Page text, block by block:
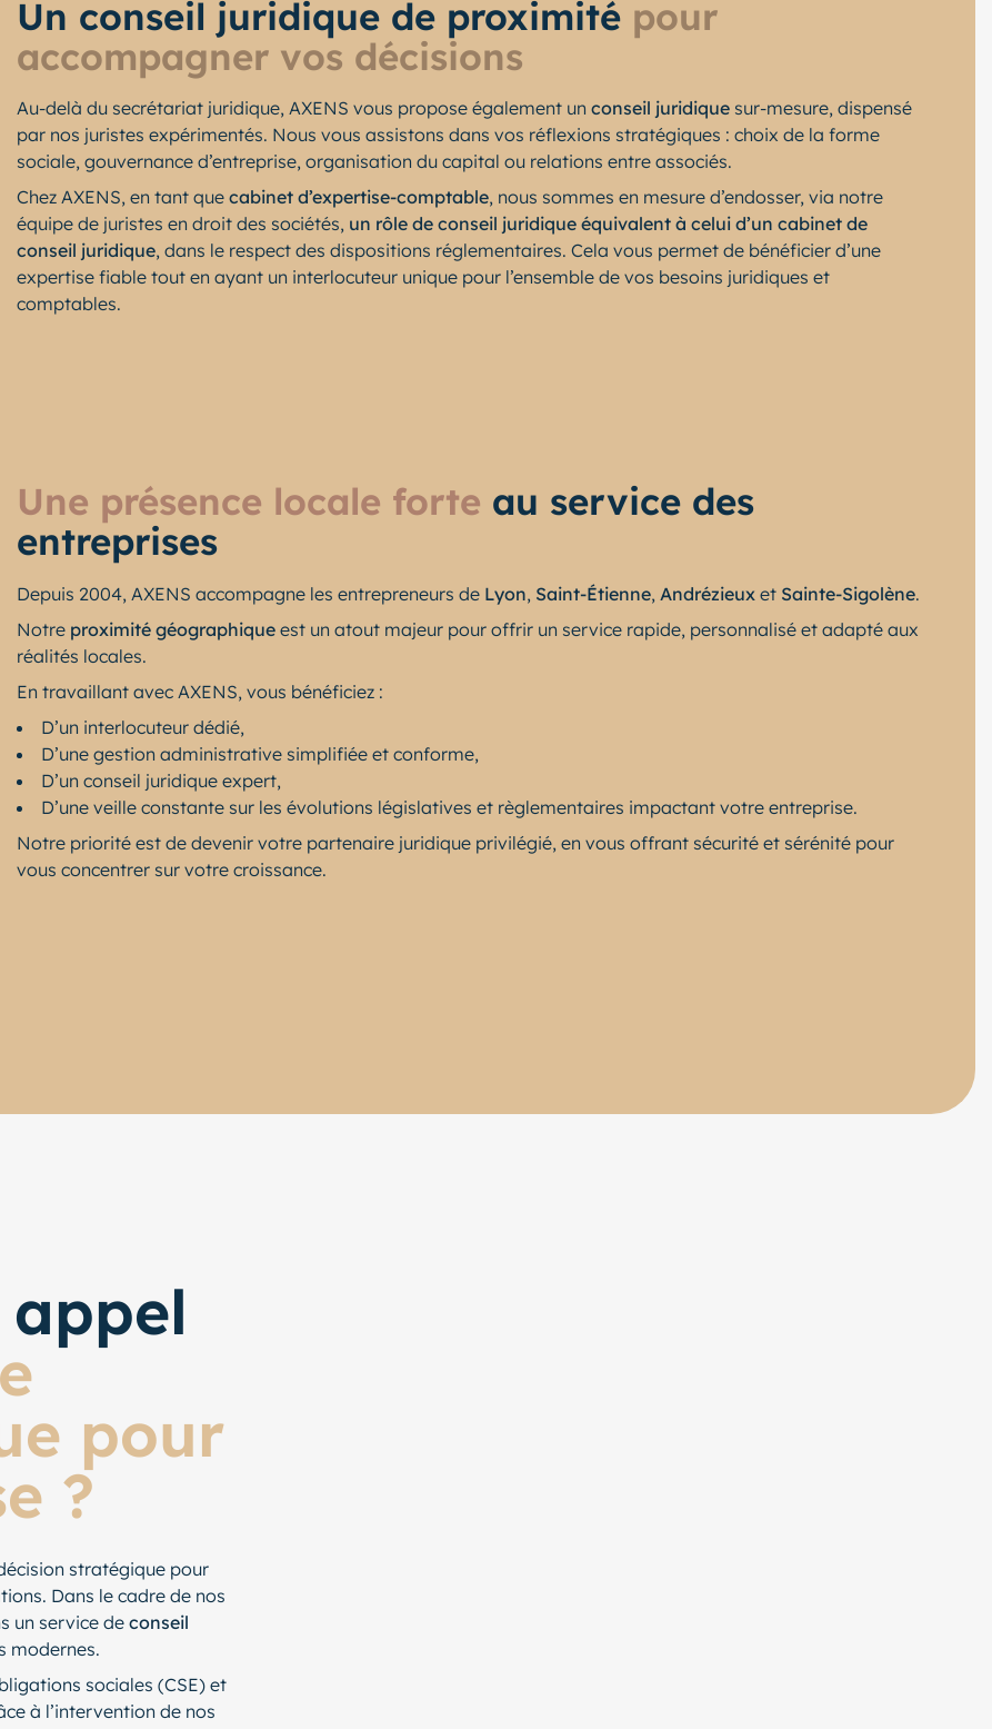
Un conseil juridique de proximité pour
accompagner vos décisions
Au-delà du secrétariat juridique, AXENS vous propose également un conseil juridiquesur-mesure, dispensé
par nos juristes expérimentés. Nous vous assistons dans vos réflexions stratégiques : choix de la forme
sociale, gouvernance d’entreprise, organisation du capital ou relations entre associés.
Chez AXENS, en tant que cabinet d’expertise-comptable, nous sommes en mesure d’endosser, via notre
équipe de juristes en droit des sociétés, un rôle de conseil juridique équivalent à celui d’un cabinet de
conseil juridique, dans le respect des dispositions réglementaires. Cela vous permet de bénéficier d’une
expertise fiable tout en ayant un interlocuteur unique pour l’ensemble de vos besoins juridiques et
comptables.
Une présence locale forte au service des
entreprises
Depuis 2004, AXENS accompagne les entrepreneurs de Lyon, Saint-Étienne, Andrézieuxet Sainte-Sigolène.
Notre proximité géographiqueest un atout majeur pour offrir un service rapide, personnalisé et adapté aux
réalités locales.
En travaillant avec AXENS, vous bénéficiez :
D’un interlocuteur dédié,
D’une gestion administrative simplifiée et conforme,
D’un conseil juridique expert,
D’une veille constante sur les évolutions législatives et règlementaires impactant votre entreprise.
Notre priorité est de devenir votre partenaire juridique privilégié, en vous offrant sécurité et sérénité pour
vous concentrer sur votre croissance.
pour
?
stratégique pour
Dans le cadre de nos
un service de conseil
modernes.
sociales (CSE) et
à l’intervention de nos